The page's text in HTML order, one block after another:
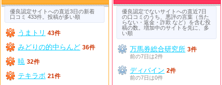
優良認定サイトへの直近3日の新着
口コミ 433件。投稿が多い順
うまトリ 43件
みどりの的中らんど 36件
暁 32件
テキラボ 21件
優良認定でないサイトへの直近7日
の口コミのうち、悪評の言葉（当た
らない・返金・詐欺 など）を含む投
稿の数。増加中のサイトを先に、多
い順
万馬券総合研究所 3件
前の7日は2件
ディバイン 2件
前の7日は0件